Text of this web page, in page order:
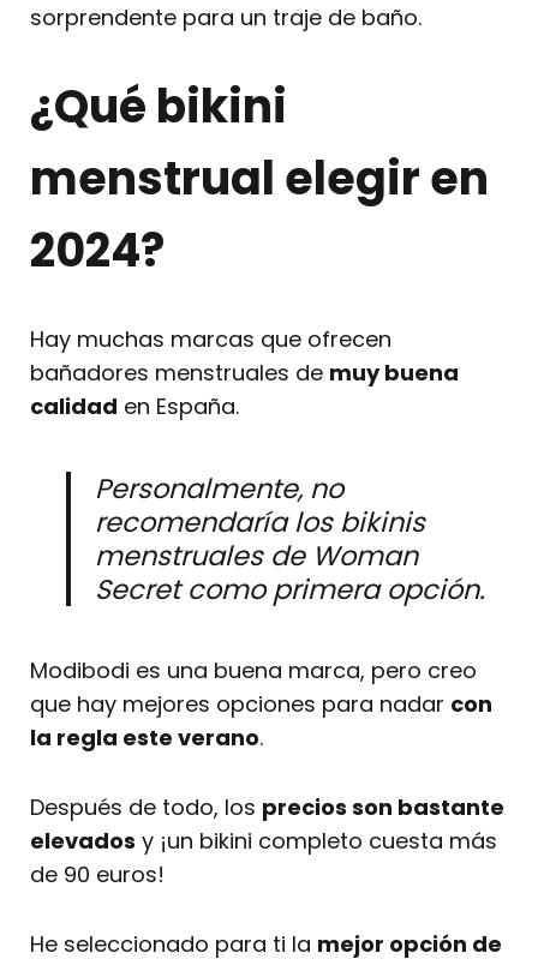
sorprendente para un traje de baño.
¿Qué bikini
menstrual elegir en
2024?
Hay muchas marcas que ofrecen
bañadores menstruales de muy buena
calidad en España.
Personalmente, no
recomendaría los bikinis
menstruales de Woman
Secret como primera opción.
Modibodi es una buena marca, pero creo
que hay mejores opciones para nadar con
la regla este verano.
Después de todo, los precios son bastante
elevados y ¡un bikini completo cuesta más
de 90 euros!
He seleccionado para ti la mejor opción de